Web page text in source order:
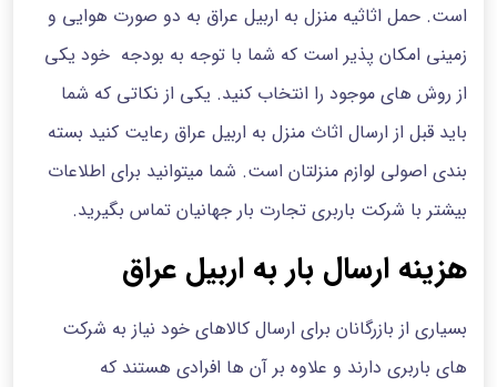
است. حمل اثاثیه منزل به اربیل عراق به دو صورت هوایی و
زمینی امکان پذیر است که شما با توجه به بودجه خود یکی
از روش های موجود را انتخاب کنید. یکی از نکاتی که شما
باید قبل از ارسال اثاث منزل به اربیل عراق رعایت کنید بسته
بندی اصولی لوازم منزلتان است. شما میتوانید برای اطلاعات
بیشتر با شرکت باربری تجارت بار جهانیان تماس بگیرید.
هزینه ارسال بار به اربیل عراق
بسیاری از بازرگانان برای ارسال کالاهای خود نیاز به شرکت
های باربری دارند و علاوه بر آن ها افرادی هستند که